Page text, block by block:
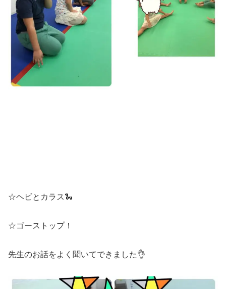
☆ヘビとカラス🐍
☆ゴーストップ！
先生のお話をよく聞いてできました👌